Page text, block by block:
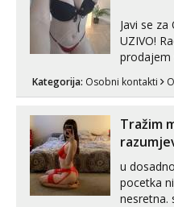
Javi se za
UZIVO! Radim videopozive, dopisivanja,
prodajem
Kategorija: Osobni kontakti
Tražim
u
pocetka
nesretna.